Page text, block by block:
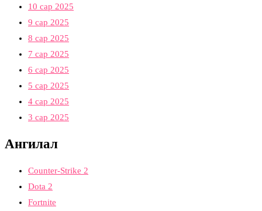
10 сар 2025
9 сар 2025
8 сар 2025
7 сар 2025
6 сар 2025
5 сар 2025
4 сар 2025
3 сар 2025
Ангилал
Counter-Strike 2
Dota 2
Fortnite